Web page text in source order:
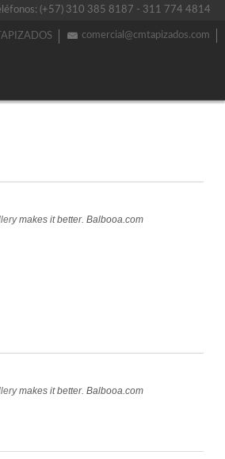
(+57) 310 385 8187 - 311 774 4814
comercial@cmtapizados.com
makes it better. Balbooa.com
makes it better. Balbooa.com